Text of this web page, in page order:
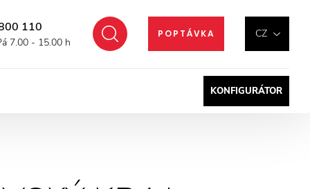
CZ
POPTÁVKA
Hledat
110
7.00 - 15.00 h
KONFIGURÁTOR